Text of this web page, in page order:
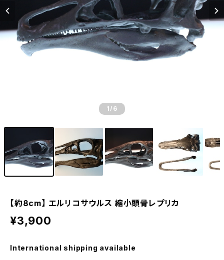
1 /6
【約8cm】 エルリコサウルス 縮小頭骨レプリカ
¥3,900
International shipping available